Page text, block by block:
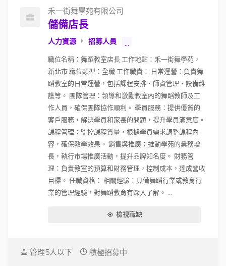
禾一街舞學苑有限公司
儲備店長
人力資源 招募人員 ...
職位名稱：舞蹈教室店長 工作地點：禾一街舞學苑，
新北市 職位類型：全職 工作職責： 日常運營：負責舞
蹈教室的日常運營，包括課程安排、師資管理、設備維
護等。 團隊管理：領導和激勵教室內的舞蹈教師及工
作人員，確保團隊協作順利。 學員服務：提供優質的
客戶服務，解決學員和家長的問題，提升學員滿意度。
課程管理：監控課程質量，根據學員需求調整課程內
容，確保教學效果。 銷售與推廣：推動學苑的業務增
長，執行市場推廣活動，提升品牌知名度。 財務管
理：負責教室的預算和財務管理，控制成本，達成營收
目標。 任職資格： 相關經驗：具備舞蹈行業或教育行
業的管理經驗，對舞蹈教育有深入了解。 ...
檢視職缺
管理5人以下 積極招募中